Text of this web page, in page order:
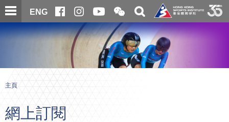
跳
至
主
內
ENG
開
合
微
信
二
維
碼
關
搜
尋
主
内
主頁
網上訂閱